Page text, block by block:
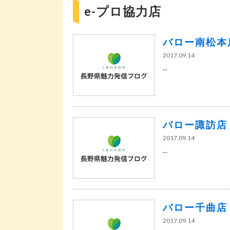
e-プロ協力店
バロー南松本
2017.09.14
...
バロー諏訪店
2017.09.14
...
バロー千曲店
2017.09.14